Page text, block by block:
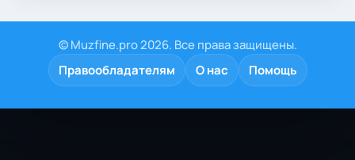
© Muzfine.pro 2026. Все права защищены.
Правообладателям
О нас Помощь